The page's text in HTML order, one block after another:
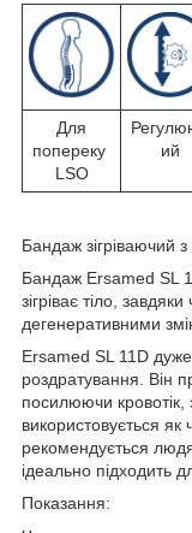
Для
попереку
LSO
ий
Бандаж зігріваючий
Бандаж Ersamed SL
зігріває тіло,
дегенеративними
Ersamed SL 11D
роздратування. Він
посилюючи кровотік,
використовується
рекомендується
ідеально підходить
Показання: